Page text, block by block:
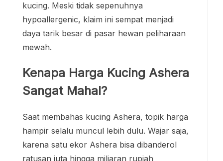
kucing. Meski tidak sepenuhnya
hypoallergenic, klaim ini sempat menjadi
daya tarik besar di pasar hewan peliharaan
mewah.
Kenapa Harga Kucing Ashera
Sangat Mahal?
Saat membahas kucing Ashera, topik harga
hampir selalu muncul lebih dulu. Wajar saja,
karena satu ekor Ashera bisa dibanderol
ratusan juta hingga miliaran rupiah